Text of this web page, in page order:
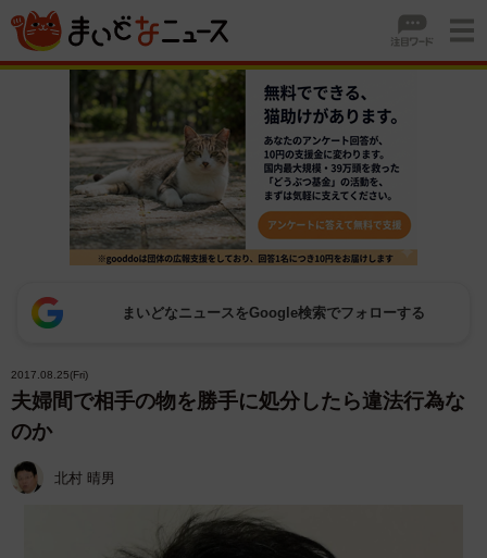
まいどなニュースをGoogle検索でフォローする
2017.08.25(Fri)
夫婦間で相手の物を勝手に処分したら違法行為な
のか
北村 晴男